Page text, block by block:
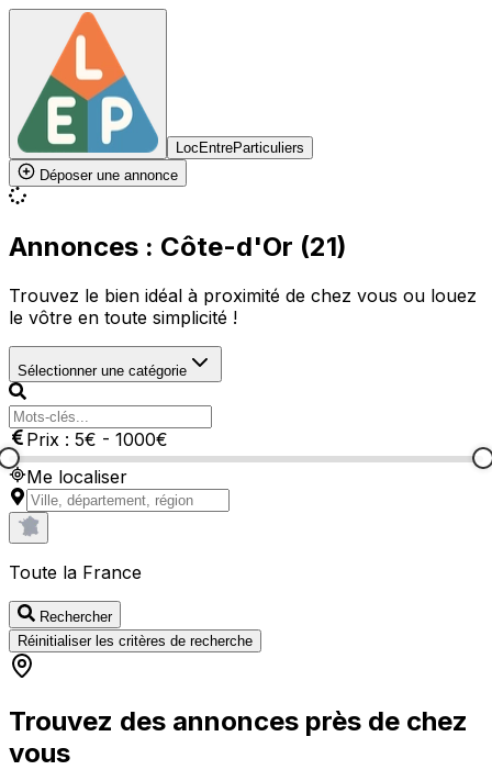
LocEntreParticuliers
Déposer une annonce
Annonces : Côte-d'Or (21)
Trouvez le bien idéal à proximité de chez vous ou louez
le vôtre en toute simplicité !
Sélectionner une catégorie
Prix : 5€ - 1000€
Me localiser
Toute la France
Rechercher
Réinitialiser les critères de recherche
Trouvez des annonces près de chez
vous